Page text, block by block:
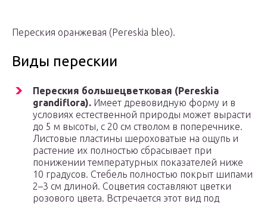
Переския оранжевая (Pereskia bleo).
Виды перескии
Переския большецветковая (Pereskia
grandiflora). Имеет древовидную форму и в
условиях естественной природы может вырасти
до 5 м высоты, с 20 см стволом в поперечнике.
Листовые пластины шероховатые на ощупь и
растение их полностью сбрасывает при
понижении температурных показателей ниже
10 градусов. Стебель полностью покрыт шипами
2–3 см длиной. Соцветия составляют цветки
розового цвета. Встречается этот вид под